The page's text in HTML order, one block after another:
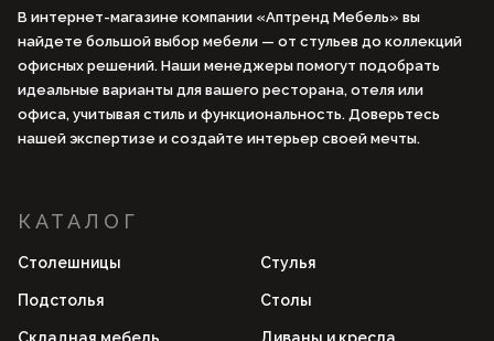
В интернет-магазине компании «Аптренд Мебель» вы
найдете большой выбор мебели — от стульев до коллекций
офисных решений. Наши менеджеры помогут подобрать
идеальные варианты для вашего ресторана, отеля или
офиса, учитывая стиль и функциональность. Доверьтесь
нашей экспертизе и создайте интерьер своей мечты.
КАТАЛОГ
Столешницы Стулья
Подстолья Столы